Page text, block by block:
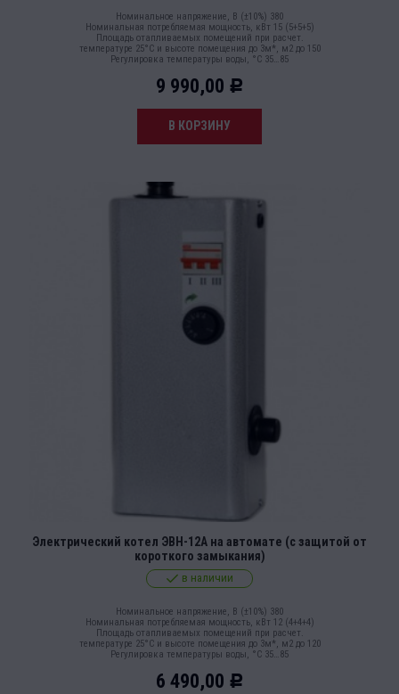
Номинальное напряжение, В (±10%) 380
Номинальная потребляемая мощность, кВт 15 (5+5+5)
Площадь отапливаемых помещений при расчет.
температуре 25°С и высоте помещения до 3м*, м2 до 150
Регулировка температуры воды, °С 35…85
9 990,00 Р
В КОРЗИНУ
Электрический котел ЭВН-12А на автомате (с защитой от
короткого замыкания)
в наличии
Номинальное напряжение, В (±10%) 380
Номинальная потребляемая мощность, кВт 12 (4+4+4)
Площадь отапливаемых помещений при расчет.
температуре 25°С и высоте помещения до 3м*, м2 до 120
Регулировка температуры воды, °С 35…85
6 490,00 Р